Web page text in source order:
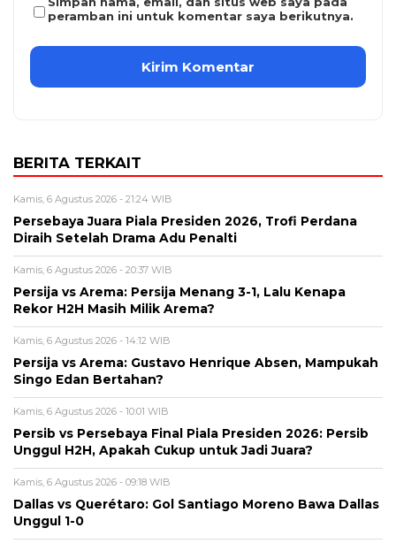
peramban ini untuk komentar saya berikutnya.
BERITA TERKAIT
Kamis, 6 Agustus 2026 - 21:24 WIB
Persebaya Juara Piala Presiden 2026, Trofi Perdana
Diraih Setelah Drama Adu Penalti
Kamis, 6 Agustus 2026 - 20:37 WIB
Persija vs Arema: Persija Menang 3-1, Lalu Kenapa
Rekor H2H Masih Milik Arema?
Kamis, 6 Agustus 2026 - 14:12 WIB
Persija vs Arema: Gustavo Henrique Absen, Mampukah
Singo Edan Bertahan?
Kamis, 6 Agustus 2026 - 10:01 WIB
Persib vs Persebaya Final Piala Presiden 2026: Persib
Unggul H2H, Apakah Cukup untuk Jadi Juara?
Kamis, 6 Agustus 2026 - 09:18 WIB
Dallas vs Querétaro: Gol Santiago Moreno Bawa Dallas
Unggul 1-0